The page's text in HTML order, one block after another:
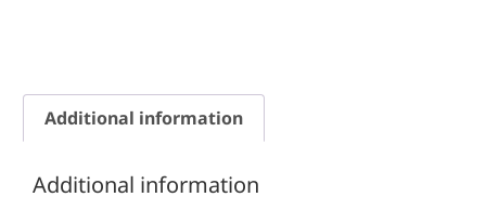
Additional information
Additional information